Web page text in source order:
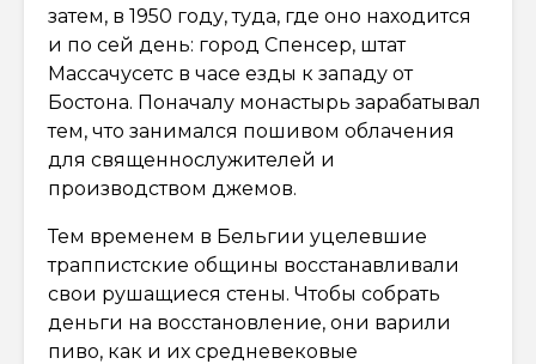
затем, в 1950 году, туда, где оно находится
и по сей день: город Спенсер, штат
Массачусетс в часе езды к западу от
Бостона. Поначалу монастырь зарабатывал
тем, что занимался пошивом облачения
для священнослужителей и
производством джемов.
Тем временем в Бельгии уцелевшие
траппистские общины восстанавливали
свои рушащиеся стены. Чтобы собрать
деньги на восстановление, они варили
пиво, как и их средневековые